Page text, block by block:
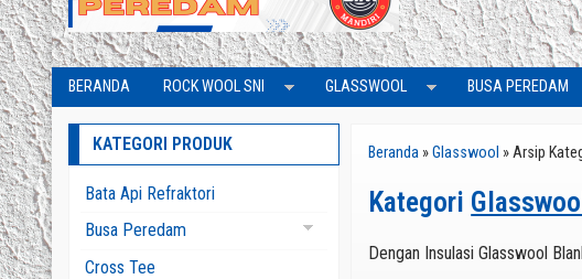
BERANDA ROCK WOOL SNI GLASSWOOL BUSA PEREDAM
Beranda »Glasswool »Arsip
Kategori
Dengan Insulasi Glasswool
KATEGORI PRODUK
Bata Api Refraktori
Busa Peredam
Busa Bass Trap
Cross Tee